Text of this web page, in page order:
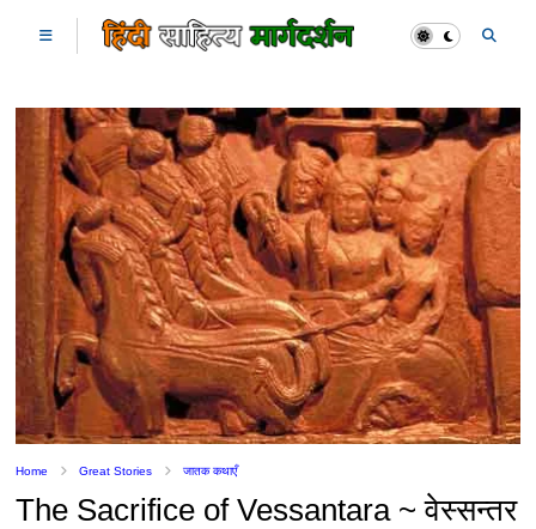
Home Great Stories जातक कथाएँ
The Sacrifice of Vessantara ~ वेस्सन्तर